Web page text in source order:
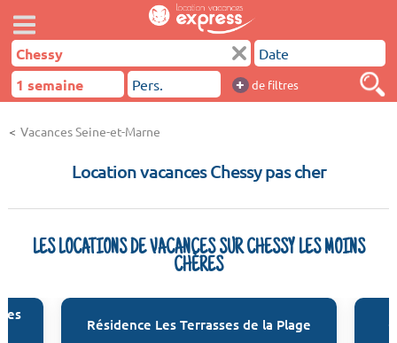
+ de filtres
Vacances Seine-et-Marne
Location vacances Chessy pas cher
LES LOCATIONS DE VACANCES SUR CHESSY LES MOINS
CHÈRES
Résidence Les Terrasses de la Plage